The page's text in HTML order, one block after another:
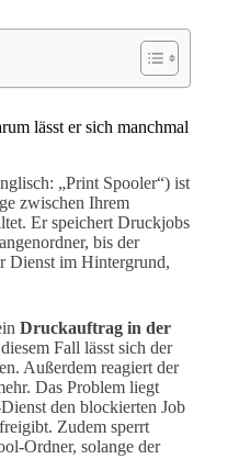
lässt er sich manchmal
„Print Spooler“) ist
zwischen Ihrem
Er speichert Druckjobs
bis der
Dienst im Hintergrund,
Druckauftrag in der
Fall lässt sich der
Außerdem reagiert der
Das Problem liegt
den blockierten Job
Zudem sperrt
Ordner, solange der